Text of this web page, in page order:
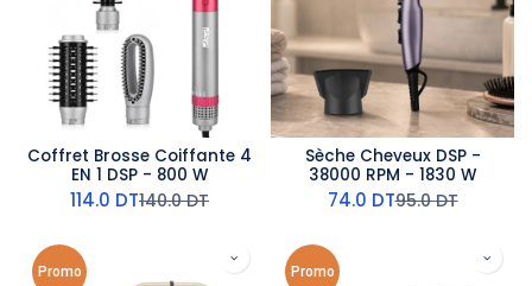
Coffret Brosse Coiffante 4
EN 1 DSP - 800 W
114.0 DT140.0DT
Sèche Cheveux DSP -
38000 RPM - 1830 W
74.0 DT95.0DT
Promo Promo